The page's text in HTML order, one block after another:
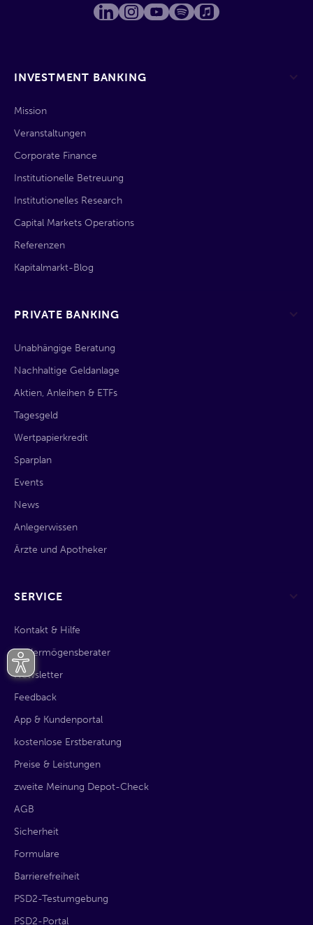
INVESTMENT BANKING
Mission
Veranstaltungen
Corporate Finance
Institutionelle Betreuung
Institutionelles Research
Capital Markets Operations
Referenzen
Kapitalmarkt-Blog
PRIVATE BANKING
Unabhängige Beratung
Nachhaltige Geldanlage
Aktien, Anleihen & ETFs
Tagesgeld
Wertpapierkredit
Sparplan
Events
News
Anlegerwissen
Ärzte und Apotheker
SERVICE
Kontakt & Hilfe
KI-Vermögensberater
Newsletter
Feedback
App & Kundenportal
kostenlose Erstberatung
Preise & Leistungen
zweite Meinung Depot-Check
AGB
Sicherheit
Formulare
Barrierefreiheit
PSD2-Testumgebung
PSD2-Portal